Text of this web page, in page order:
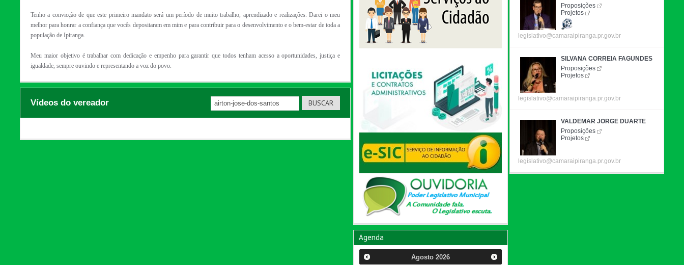
Tenho a convicção de que este primeiro mandato será um período de muito trabalho, aprendizado e realizações. Darei o meu
melhor para honrar a confiança que vocês depositaram em mim e para contribuir para o desenvolvimento e o bem-estar de toda a
população de Ipiranga.
Meu maior objetivo é trabalhar com dedicação e empenho para garantir que todos tenham acesso a oportunidades, justiça e
igualdade, sempre ouvindo e representando a voz do povo.
Vídeos do vereador
Proposições
Projetos
legislativo@camaraipiranga.pr.gov.br
SILVANA CORREIA FAGUNDES
Proposições
Projetos
legislativo@camaraipiranga.pr.gov.br
VALDEMAR JORGE DUARTE
Proposições
Projetos
legislativo@camaraipiranga.pr.gov.br
Agenda
Agosto 2026